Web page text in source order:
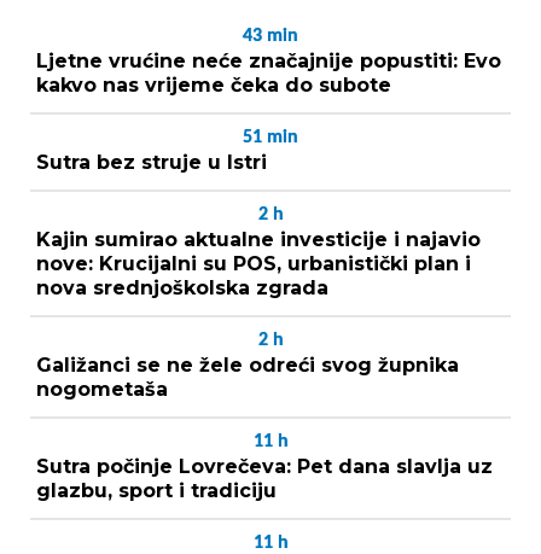
43 min
Ljetne vrućine neće značajnije popustiti: Evo
kakvo nas vrijeme čeka do subote
51 min
Sutra bez struje u Istri
2 h
Kajin sumirao aktualne investicije i najavio
nove: Krucijalni su POS, urbanistički plan i
nova srednjoškolska zgrada
2 h
Galižanci se ne žele odreći svog župnika
nogometaša
11 h
Sutra počinje Lovrečeva: Pet dana slavlja uz
glazbu, sport i tradiciju
11 h